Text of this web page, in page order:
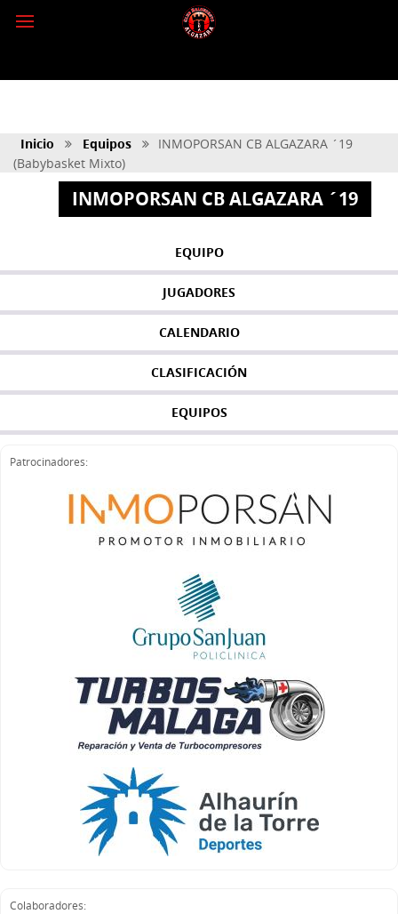
INMOPORSAN CB ALGAZARA ´19
Inicio Equipos
INMOPORSAN CB ALGAZARA ´19
(Babybasket Mixto)
EQUIPO
JUGADORES
CALENDARIO
CLASIFICACIÓN
EQUIPOS
Patrocinadores:
Colaboradores: